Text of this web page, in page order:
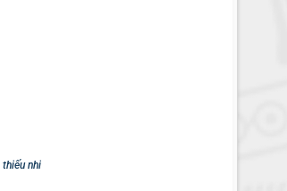
thiếu nhi